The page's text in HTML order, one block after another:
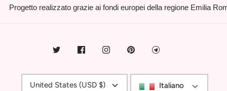
Progetto realizzato grazie ai fondi europei della regione Emilia
Currency
United States (USD $) Italiano